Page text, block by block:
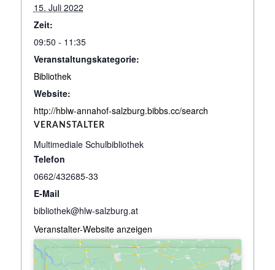
15. Juli 2022
Zeit:
09:50 - 11:35
Veranstaltungskategorie:
Bibliothek
Website:
http://hblw-annahof-salzburg.bibbs.cc/search
VERANSTALTER
Multimediale Schulbibliothek
Telefon
0662/432685-33
E-Mail
bibliothek@hlw-salzburg.at
Veranstalter-Website anzeigen